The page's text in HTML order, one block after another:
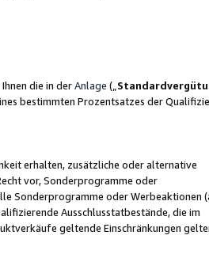
die in derAnlage („
bestimmten Prozentsatzes der
erhalten, zusätzliche oder alternative
vor, Sonderprogramme oder
Sonderprogramme oder Werbeaktionen
Ausschlusstatbestände, die im
geltende Einschränkungen